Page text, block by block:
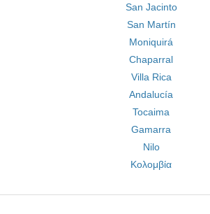
San Jacinto
San Martín
Moniquirá
Chaparral
Villa Rica
Andalucía
Tocaima
Gamarra
Nilo
Κολομβία